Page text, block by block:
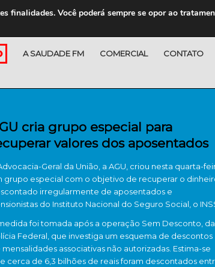
A SAUDADE FM COMERCIAL CONTATO
cria grupo especial para
valores dos aposentados
Geral da União, a AGU, criou nesta quarta-
grupo especial com o objetivo de recuperar o
irregularmente de aposentados e
do Instituto Nacional do Seguro Social, o
foi tomada após a operação Sem Desconto, da
Federal, que investiga um esquema de descontos
mensalidades associativas não autorizadas. Estima-se
cerca de 6,3 bilhões de reais foram descontados
finalidades. Você poderá sempre se opor ao